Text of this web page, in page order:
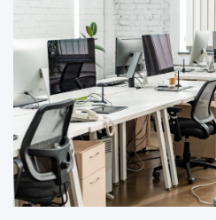
i
(
s
a
l
u
b